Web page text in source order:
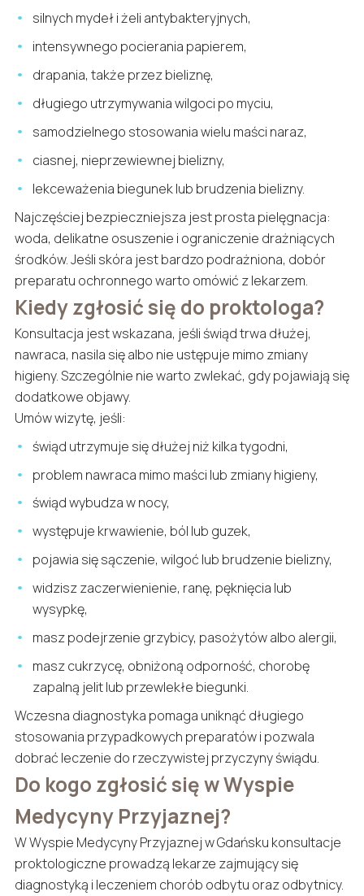
silnych mydeł i żeli antybakteryjnych,
intensywnego pocierania papierem,
drapania, także przez bieliznę,
długiego utrzymywania wilgoci po myciu,
samodzielnego stosowania wielu maści naraz,
ciasnej, nieprzewiewnej bielizny,
lekceważenia biegunek lub brudzenia bielizny.
Najczęściej bezpieczniejsza jest prosta pielęgnacja:
woda, delikatne osuszenie i ograniczenie drażniących
środków. Jeśli skóra jest bardzo podrażniona, dobór
preparatu ochronnego warto omówić z lekarzem.
Kiedy zgłosić się do proktologa?
Konsultacja jest wskazana, jeśli świąd trwa dłużej,
nawraca, nasila się albo nie ustępuje mimo zmiany
higieny. Szczególnie nie warto zwlekać, gdy pojawiają się
dodatkowe objawy.
Umów wizytę, jeśli:
świąd utrzymuje się dłużej niż kilka tygodni,
problem nawraca mimo maści lub zmiany higieny,
świąd wybudza w nocy,
występuje krwawienie, ból lub guzek,
pojawia się sączenie, wilgoć lub brudzenie bielizny,
widzisz zaczerwienienie, ranę, pęknięcia lub
wysypkę,
masz podejrzenie grzybicy, pasożytów albo alergii,
masz cukrzycę, obniżoną odporność, chorobę
zapalną jelit lub przewlekłe biegunki.
Wczesna diagnostyka pomaga uniknąć długiego
stosowania przypadkowych preparatów i pozwala
dobrać leczenie do rzeczywistej przyczyny świądu.
Do kogo zgłosić się w Wyspie
Medycyny Przyjaznej?
W Wyspie Medycyny Przyjaznej w Gdańsku konsultacje
proktologiczne prowadzą lekarze zajmujący się
diagnostyką i leczeniem chorób odbytu oraz odbytnicy.